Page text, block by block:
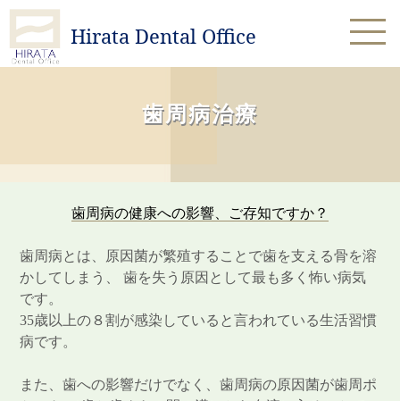
Hirata Dental Office
ご予約 01588-4-4322
〒098-1702 北海道紋別郡雄武町雄武1481
歯周病治療
歯周病の健康への影響、ご存知ですか？
歯周病とは、原因菌が繁殖することで歯を支える骨を溶
かしてしまう、 歯を失う原因として最も多く怖い病気
です。
35歳以上の８割が感染していると言われている生活習慣
病です。
また、歯への影響だけでなく、歯周病の原因菌が歯周ポ